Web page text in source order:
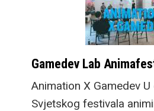
Gamedev Lab
Animation X Gamedev
Svjetskog festivala